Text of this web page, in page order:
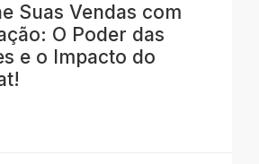
Suas Vendas com
O Poder das
e o Impacto do